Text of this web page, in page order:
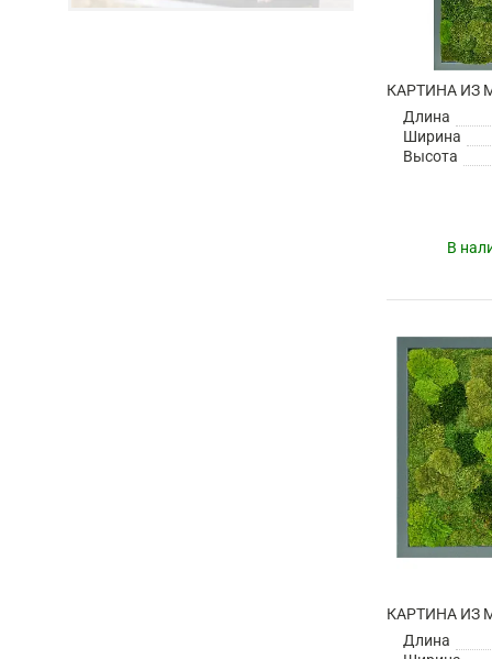
Длина
Ширина
Высота
В
Длина